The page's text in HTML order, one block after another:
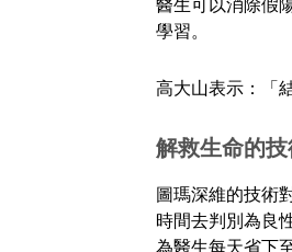
學習。
高大山表示：「
解救生命的
圖瑪深維的技術
時間去判別為良
為醫生每天省下